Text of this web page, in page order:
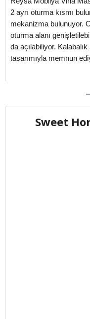
2 ayrı oturma kısmı
mekanizma bulunuyor.
oturma alanı
da açılabiliyor.
tasarımıyla memnun
Sweet